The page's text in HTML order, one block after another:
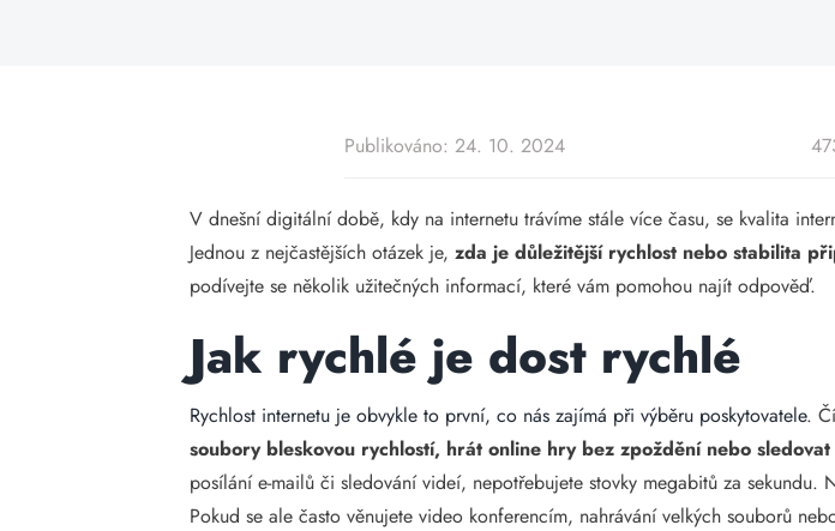
Publikováno: 24. 10. 2024
V dnešní digitální době, kdy na internetu trávíme stále více času, se kvalita
Jednou z nejčastějších otázek je,zda je důležitější rychlost nebo stabilita
podívejte se několik užitečných informací, které vám pomohou najít odpověď.
Jak rychlé je dost rychlé
Rychlost internetu je obvykle to první, co nás zajímá při výběru poskytovatele.
soubory bleskovou rychlostí, hrát online hry bez zpoždění nebo
posílání e-mailů či sledování videí, nepotřebujete stovky megabitů za
Pokud se ale často věnujete video konferencím, nahrávání velkých souborů